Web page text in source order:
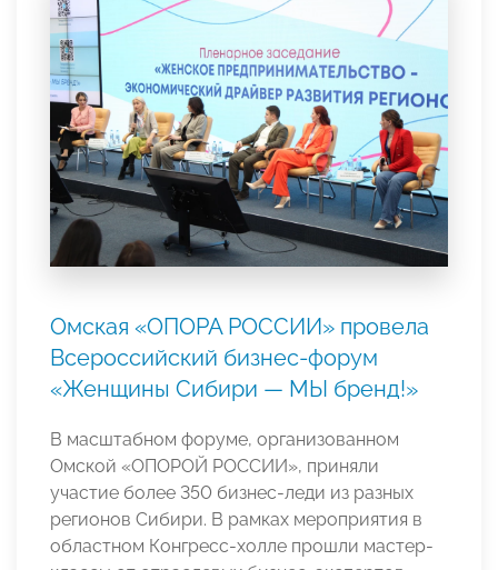
Омская «ОПОРА РОССИИ» провела
Всероссийский бизнес-форум
«Женщины Сибири — МЫ бренд!»
В масштабном форуме, организованном
Омской «ОПОРОЙ РОССИИ», приняли
участие более 350 бизнес-леди из разных
регионов Сибири. В рамках мероприятия в
областном Конгресс-холле прошли мастер-